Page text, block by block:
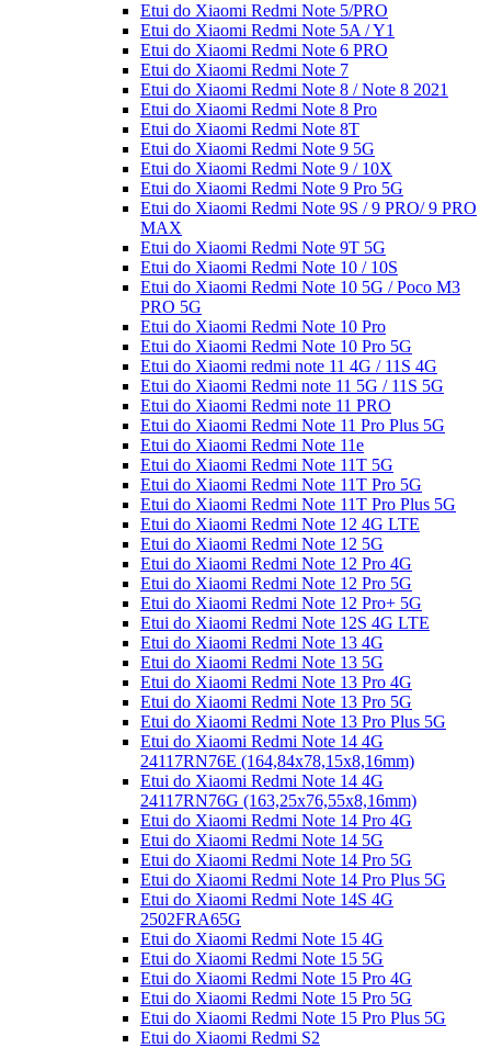
Etui do Xiaomi Redmi Note 5/PRO
Etui do Xiaomi Redmi Note 5A / Y1
Etui do Xiaomi Redmi Note 6 PRO
Etui do Xiaomi Redmi Note 7
Etui do Xiaomi Redmi Note 8 / Note 8 2021
Etui do Xiaomi Redmi Note 8 Pro
Etui do Xiaomi Redmi Note 8T
Etui do Xiaomi Redmi Note 9 5G
Etui do Xiaomi Redmi Note 9 / 10X
Etui do Xiaomi Redmi Note 9 Pro 5G
Etui do Xiaomi Redmi Note 9S / 9 PRO/ 9 PRO
MAX
Etui do Xiaomi Redmi Note 9T 5G
Etui do Xiaomi Redmi Note 10 / 10S
Etui do Xiaomi Redmi Note 10 5G / Poco M3
PRO 5G
Etui do Xiaomi Redmi Note 10 Pro
Etui do Xiaomi Redmi Note 10 Pro 5G
Etui do Xiaomi redmi note 11 4G / 11S 4G
Etui do Xiaomi Redmi note 11 5G / 11S 5G
Etui do Xiaomi Redmi note 11 PRO
Etui do Xiaomi Redmi Note 11 Pro Plus 5G
Etui do Xiaomi Redmi Note 11e
Etui do Xiaomi Redmi Note 11T 5G
Etui do Xiaomi Redmi Note 11T Pro 5G
Etui do Xiaomi Redmi Note 11T Pro Plus 5G
Etui do Xiaomi Redmi Note 12 4G LTE
Etui do Xiaomi Redmi Note 12 5G
Etui do Xiaomi Redmi Note 12 Pro 4G
Etui do Xiaomi Redmi Note 12 Pro 5G
Etui do Xiaomi Redmi Note 12 Pro+ 5G
Etui do Xiaomi Redmi Note 12S 4G LTE
Etui do Xiaomi Redmi Note 13 4G
Etui do Xiaomi Redmi Note 13 5G
Etui do Xiaomi Redmi Note 13 Pro 4G
Etui do Xiaomi Redmi Note 13 Pro 5G
Etui do Xiaomi Redmi Note 13 Pro Plus 5G
Etui do Xiaomi Redmi Note 14 4G
24117RN76E (164,84x78,15x8,16mm)
Etui do Xiaomi Redmi Note 14 4G
24117RN76G (163,25x76,55x8,16mm)
Etui do Xiaomi Redmi Note 14 Pro 4G
Etui do Xiaomi Redmi Note 14 5G
Etui do Xiaomi Redmi Note 14 Pro 5G
Etui do Xiaomi Redmi Note 14 Pro Plus 5G
Etui do Xiaomi Redmi Note 14S 4G
2502FRA65G
Etui do Xiaomi Redmi Note 15 4G
Etui do Xiaomi Redmi Note 15 5G
Etui do Xiaomi Redmi Note 15 Pro 4G
Etui do Xiaomi Redmi Note 15 Pro 5G
Etui do Xiaomi Redmi Note 15 Pro Plus 5G
Etui do Xiaomi Redmi S2